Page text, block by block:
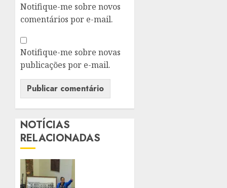
Notifique-me sobre novos
comentários por e-mail.
Notifique-me sobre novas
publicações por e-mail.
NOTÍCIAS
RELACIONADAS